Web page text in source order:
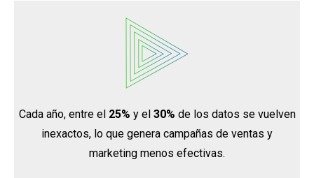
Cada año, entre el25% y el 30% de los datos se vuelven
inexactos, lo que genera campañas de ventas y
marketing menos efectivas.